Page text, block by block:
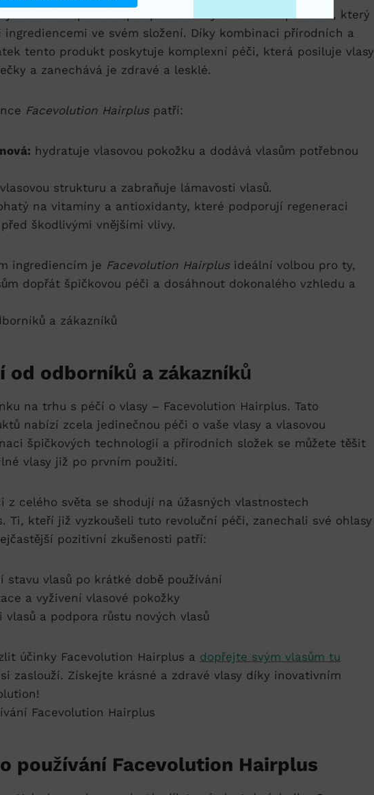
je revoluční produkt pro péči o vlasy a vlasovou pokožku, který
ve svém složení. Díky kombinaci přírodních a
tento produkt poskytuje komplexní péči, která posiluje vlasy
a zanechává je zdravé a lesklé.
Facevolution Hairplus patří:
hydratuje vlasovou pokožku a dodává vlasům potřebnou
strukturu a zabraňuje lámavosti vlasů.
na vitamíny a antioxidanty, které podporují regeneraci
škodlivými vnějšími vlivy.
ingrediencím je Facevolution Hairplus ideální volbou pro ty,
dopřát špičkovou péči a dosáhnout dokonalého vzhledu a
od odborníků a zákazníků
na trhu s péčí o vlasy – Facevolution Hairplus. Tato
nabízí zcela jedinečnou péči o vaše vlasy a vlasovou
špičkových technologií a přírodních složek se můžete těšit
vlasy již po prvním použití.
z celého světa se shodují na úžasných vlastnostech
Ti, kteří již vyzkoušeli tuto revoluční péči, zanechali své ohlasy
pozitivní zkušenosti patří:
stavu vlasů po krátké době používání
a vyživení vlasové pokožky
vlasů a podpora růstu nových vlasů
účinky Facevolution Hairplus a dopřejte svým vlasům tu
zaslouží. Získejte krásné a zdravé vlasy díky inovativním
používání Facevolution Hairplus